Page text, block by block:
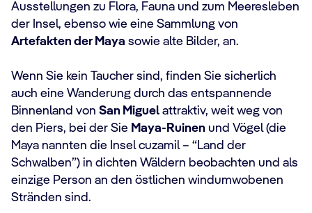
Ausstellungen zu Flora, Fauna und zum Meeresleben
der Insel, ebenso wie eine Sammlung von
Artefakten der Maya sowie alte Bilder, an.
Wenn Sie kein Taucher sind, finden Sie sicherlich
auch eine Wanderung durch das entspannende
Binnenland von San Miguel attraktiv, weit weg von
den Piers, bei der Sie Maya-Ruinen und Vögel (die
Maya nannten die Insel cuzamil – “Land der
Schwalben”) in dichten Wäldern beobachten und als
einzige Person an den östlichen windumwobenen
Stränden sind.